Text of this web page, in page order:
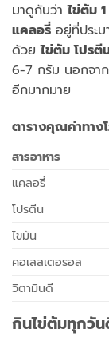
มาดูกันว่าไข่ต้ม
แคลอรี่ อยู่ที่ประ
ด้วยไข่ต้ม โปรตี
6-7 กรัม นอกจา
อีกมากมาย
ตารางคุณค่าทาง
สารอาหาร
แคลอรี่
โปรตีน
ไขมัน
คอเลสเตอรอล
วิตามินดี
กินไข่ต้มทุกวั